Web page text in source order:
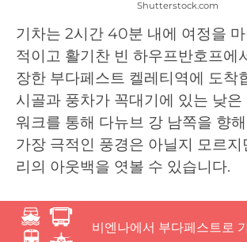
Shutterstock.com
기차는 2시간 40분 내에 여정을
적이고 활기찬 빈 하우프반호프에
장한 부다페스트 켈레티역에 도착
시골과 풍차가 꼭대기에 있는 낮은
워크를 통해 다뉴브 강 남쪽을 향
가장 극적인 풍경은 아닐지 모르
리의 아웃백을 엿볼 수 있습니다.
비엔나에서 부다페스트로